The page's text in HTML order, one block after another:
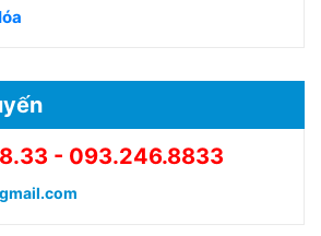
- 093.246.8833